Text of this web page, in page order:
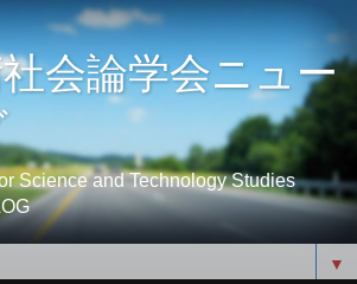
会論学会ニュー
Science and Technology Studies
▼